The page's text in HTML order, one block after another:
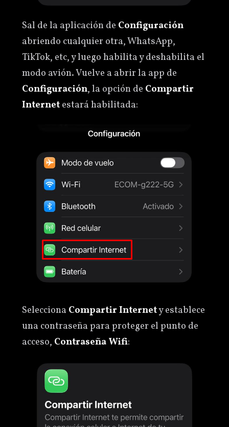
Sal de la aplicación de Configuración
abriendo cualquier otra, WhatsApp,
TikTok, etc, y luego habilita y deshabilita el
modo avión. Vuelve a abrir la app de
Configuración, la opción de Compartir
Internetestará habilitada:
Selecciona Compartir Internety establece
una contraseña para proteger el punto de
acceso, Contraseña Wifi: